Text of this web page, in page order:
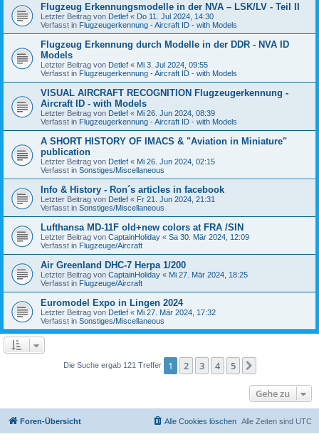
Flugzeug Erkennungsmodelle in der NVA – LSK/LV - Teil II
Letzter Beitrag von Detlef « Do 11. Jul 2024, 14:30
Verfasst in Flugzeugerkennung - Aircraft ID - with Models
Flugzeug Erkennung durch Modelle in der DDR - NVA ID
Models
Letzter Beitrag von Detlef « Mi 3. Jul 2024, 09:55
Verfasst in Flugzeugerkennung - Aircraft ID - with Models
VISUAL AIRCRAFT RECOGNITION Flugzeugerkennung -
Aircraft ID - with Models
Letzter Beitrag von Detlef « Mi 26. Jun 2024, 08:39
Verfasst in Flugzeugerkennung - Aircraft ID - with Models
A SHORT HISTORY OF IMACS & "Aviation in Miniature"
publication
Letzter Beitrag von Detlef « Mi 26. Jun 2024, 02:15
Verfasst in Sonstiges/Miscellaneous
Info & History - Ron´s articles in facebook
Letzter Beitrag von Detlef « Fr 21. Jun 2024, 21:31
Verfasst in Sonstiges/Miscellaneous
Lufthansa MD-11F old+new colors at FRA /SIN
Letzter Beitrag von CaptainHoliday « Sa 30. Mär 2024, 12:09
Verfasst in Flugzeuge/Aircraft
Air Greenland DHC-7 Herpa 1/200
Letzter Beitrag von CaptainHoliday « Mi 27. Mär 2024, 18:25
Verfasst in Flugzeuge/Aircraft
Euromodel Expo in Lingen 2024
Letzter Beitrag von Detlef « Mi 27. Mär 2024, 17:32
Verfasst in Sonstiges/Miscellaneous
Die Suche ergab 121 Treffer 1 2 3 4 5
Gehe zu
Foren-Übersicht Alle Zeiten sind UTC
Alle Cookies löschen